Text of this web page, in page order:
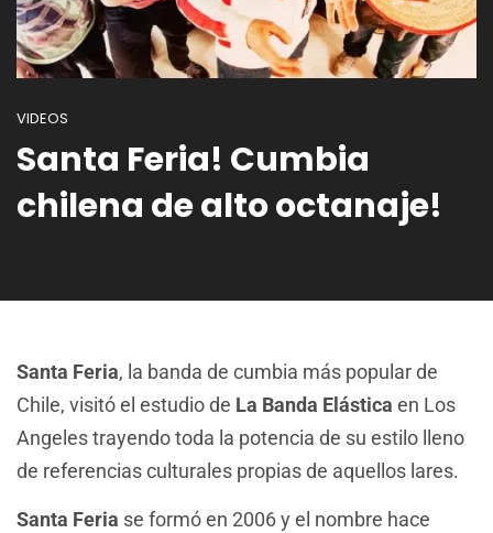
VIDEOS
Santa Feria! Cumbia
chilena de alto octanaje!
Santa Feria, la banda de cumbia más popular de
Chile, visitó el estudio de La Banda Elástica en Los
Angeles trayendo toda la potencia de su estilo lleno
de referencias culturales propias de aquellos lares.
Santa Feria se formó en 2006 y el nombre hace